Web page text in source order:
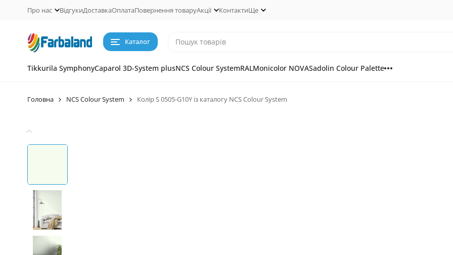
Про нас ВідгукиДоставкаОплатаПовернення товаруАкції КонтактиЩе
Каталог
Tikkurila SymphonyCaparol 3D-System plusNCS Colour SystemRALMonicolor NOVASadolin Colour Palette
Головна NCS Colour System Колір S 0505-G10Y із каталогу NCS Colour System